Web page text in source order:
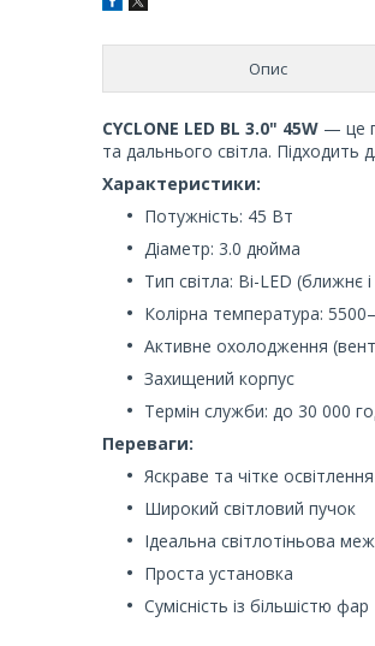
Опис
CYCLONE LED BL 3.0" 45W — це
та дальнього світла. Підходить
Характеристики:
Потужність: 45 Вт
Діаметр: 3.0 дюйма
Тип світла: Bi-LED (ближнє і
Колірна температура:
Активне охолодження
Захищений корпус
Термін служби: до 30 000
Переваги:
Яскраве та чітке освітлення
Широкий світловий пучок
Ідеальна світлотіньова
Проста установка
Сумісність із більшістю фар